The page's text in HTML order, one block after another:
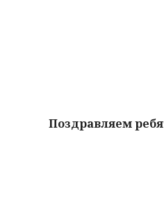
Поздравляем